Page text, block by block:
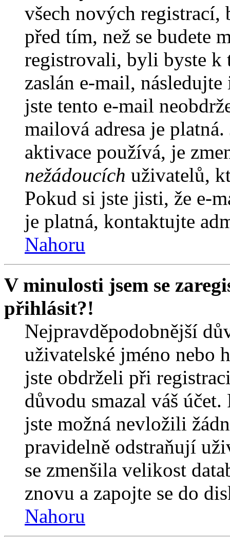
všech nových
před tím, než se budete
registrovali, byli byste k
zaslán e-mail,
jste tento e-mail
mailová adresa je
aktivace používá, je
nežádoucích uživatelů,
Pokud si jste jisti, že e-
je platná, kontaktujte
Nahoru
V minulosti jsem se
přihlásit?!
Nejpravděpodobnější
uživatelské jméno nebo
jste obdrželi při
důvodu smazal váš
jste možná nevložili
pravidelně odstraňují
se zmenšila velikost
znovu a zapojte se do
Nahoru